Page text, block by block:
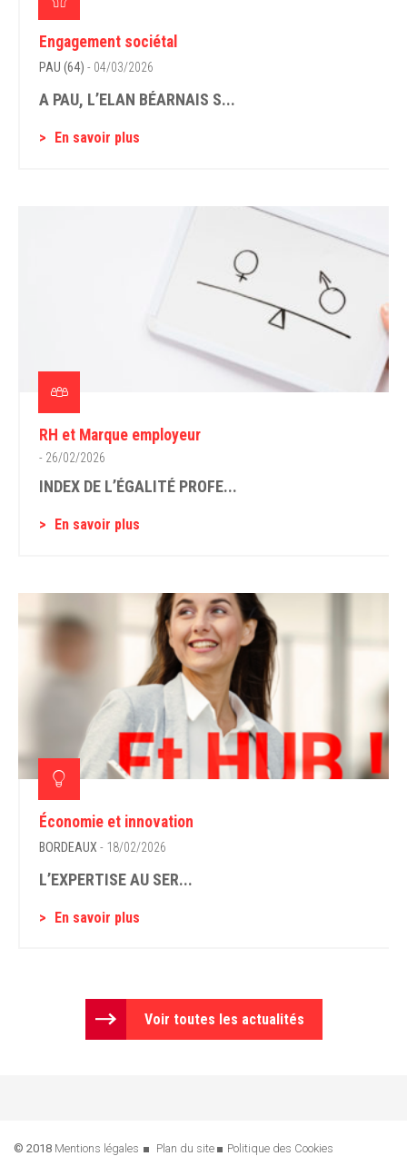
Engagement sociétal
PAU (64) - 04/03/2026
A PAU, L’ELAN BÉARNAIS S...
En savoir plus
RH et Marque employeur
- 26/02/2026
INDEX DE L’ÉGALITÉ PROFE...
En savoir plus
Économie et innovation
BORDEAUX - 18/02/2026
L’EXPERTISE AU SER...
En savoir plus
Voir toutes les actualités
© 2018 Mentions légales Plan du site Politique des Cookies